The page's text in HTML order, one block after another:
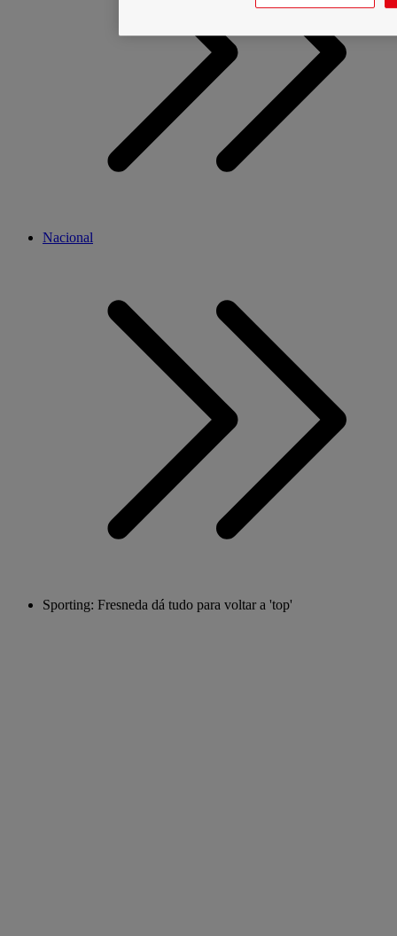
Nacional
Sporting: Fresneda dá tudo para voltar a 'top'